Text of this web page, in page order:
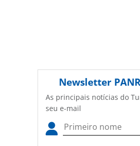
Newsletter
As principais notícias do
seu e-mail